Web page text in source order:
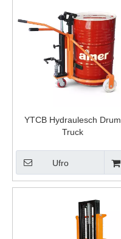
YTCB Hydraulesch Drum
Truck
Ufro